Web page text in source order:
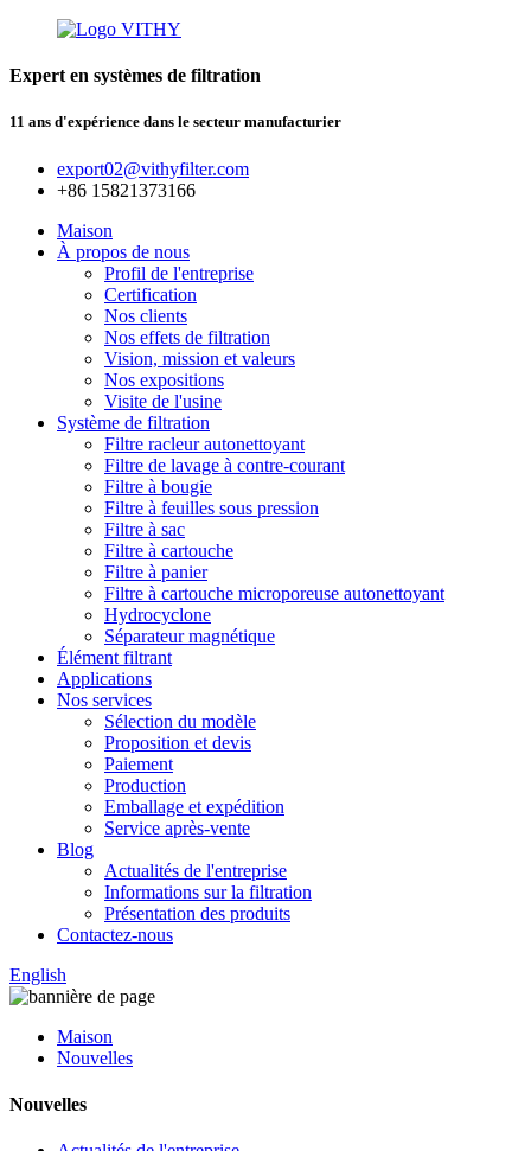
Expert en systèmes de filtration
11 ans d'expérience dans le secteur manufacturier
export02@vithyfilter.com
+86 15821373166
Maison
À propos de nous
Profil de l'entreprise
Certification
Nos clients
Nos effets de filtration
Vision, mission et valeurs
Nos expositions
Visite de l'usine
Système de filtration
Filtre racleur autonettoyant
Filtre de lavage à contre-courant
Filtre à bougie
Filtre à feuilles sous pression
Filtre à sac
Filtre à cartouche
Filtre à panier
Filtre à cartouche microporeuse autonettoyant
Hydrocyclone
Séparateur magnétique
Élément filtrant
Applications
Nos services
Sélection du modèle
Proposition et devis
Paiement
Production
Emballage et expédition
Service après-vente
Blog
Actualités de l'entreprise
Informations sur la filtration
Présentation des produits
Contactez-nous
English
Maison
Nouvelles
Nouvelles